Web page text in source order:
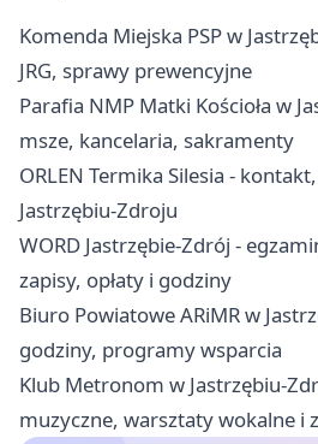
Komenda Miejska PSP w
JRG, sprawy prewencyjne
Parafia NMP Matki Kościoła w
msze, kancelaria, sakramenty
ORLEN Termika Silesia -
Jastrzębiu-Zdroju
WORD Jastrzębie-Zdrój -
zapisy, opłaty i godziny
Biuro Powiatowe ARiMR w
godziny, programy wsparcia
Klub Metronom w Jastrzębiu-
muzyczne, warsztaty wokalne i